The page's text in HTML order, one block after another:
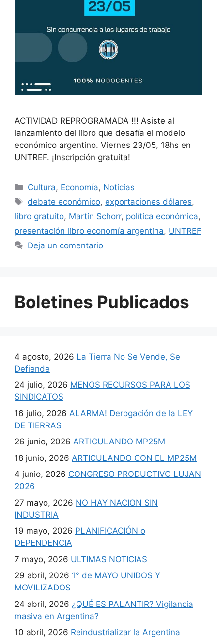
ACTIVIDAD REPROGRAMADA !!! Asiste al
lanzamiento del libro que desafía el modelo
económico argentino. Viernes 23/05, 18hs en
UNTREF. ¡Inscripción gratuita!
Cultura, Economía, Noticias
debate económico, exportaciones dólares,
libro gratuito, Martín Schorr, política económica,
presentación libro economía argentina, UNTREF
Deja un comentario
Boletines Publicados
4 agosto, 2026 La Tierra No Se Vende, Se
Defiende
24 julio, 2026 MENOS RECURSOS PARA LOS
SINDICATOS
16 julio, 2026 ALARMA! Derogación de la LEY
DE TIERRAS
26 junio, 2026 ARTICULANDO MP25M
18 junio, 2026 ARTICULANDO CON EL MP25M
4 junio, 2026 CONGRESO PRODUCTIVO LUJAN
2026
27 mayo, 2026 NO HAY NACION SIN
INDUSTRIA
19 mayo, 2026 PLANIFICACIÓN o
DEPENDENCIA
7 mayo, 2026 ULTIMAS NOTICIAS
29 abril, 2026 1° de MAYO UNIDOS Y
MOVILIZADOS
24 abril, 2026 ¿QUÉ ES PALANTIR? Vigilancia
masiva en Argentina?
10 abril, 2026 Reindustrializar la Argentina